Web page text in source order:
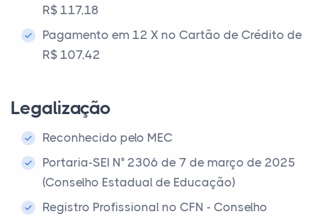
R$ 117,18
Pagamento em 12 X no Cartão de Crédito de
R$ 107,42
Legalização
Reconhecido pelo MEC
Portaria-SEI N° 2306 de 7 de março de 2025
(Conselho Estadual de Educação)
Registro Profissional no CFN - Conselho